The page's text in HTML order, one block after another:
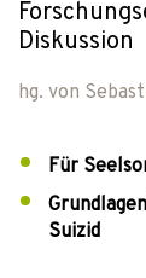
Diskussion
hg. von
Für
Suizid